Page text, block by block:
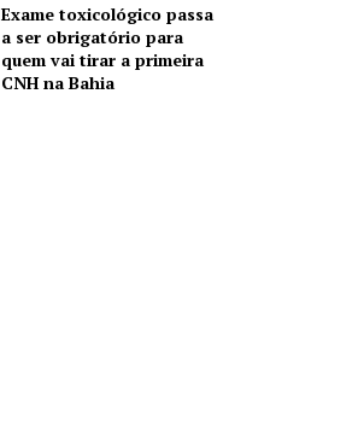
Exame toxicológico passa
a ser obrigatório para
quem vai tirar a primeira
CNH na Bahia